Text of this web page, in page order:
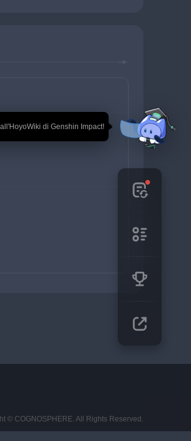
all'HoyoWiki di Genshin Impact!
© COGNOSPHERE. All Rights Reserved.